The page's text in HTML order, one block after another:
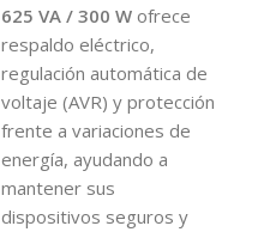
625 VA / 300 Wofrece
respaldo eléctrico,
regulación automática de
voltaje (AVR) y protección
frente a variaciones de
energía, ayudando a
mantener sus
dispositivos seguros y